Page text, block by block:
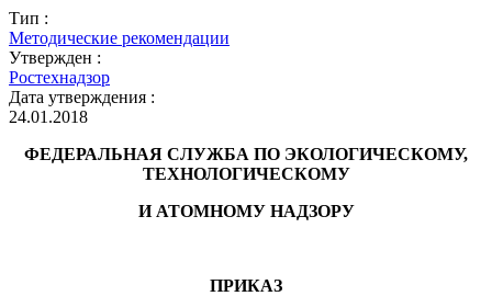
Тип :
Методические рекомендации
Утвержден :
Ростехнадзор
Дата утверждения :
24.01.2018
ФЕДЕРАЛЬНАЯ СЛУЖБА ПО ЭКОЛОГИЧЕСКОМУ,
ТЕХНОЛОГИЧЕСКОМУ
И АТОМНОМУ НАДЗОРУ
ПРИКАЗ